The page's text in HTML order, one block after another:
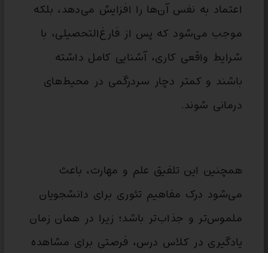
اعتماد به نفس آن‌ها را افزایش می‌دهد، بلکه
موجب می‌شود که پس از فارغ‌التحصیلی، با
شرایط واقعی کاری، آشنایی کامل داشته
باشند و کمتر دچار سردرگمی در محیط‌های
درمانی شوند.
همچنین این تلفیق علم و مهارت، باعث
می‌شود درک مفاهیم تئوری برای دانشجویان
ملموس‌تر و جذاب‌تر باشد؛ زیرا در همان زمان
یادگیری در کلاس درس، فرصتی برای مشاهده